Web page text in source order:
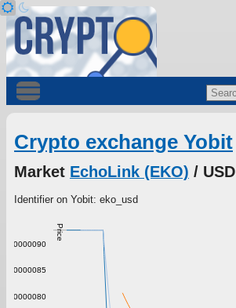
Crypto exchange Yobit
Market EchoLink (EKO) / USD
Identifier on Yobit: eko_usd
Price
0.0000080
0.0000085
0.0000090